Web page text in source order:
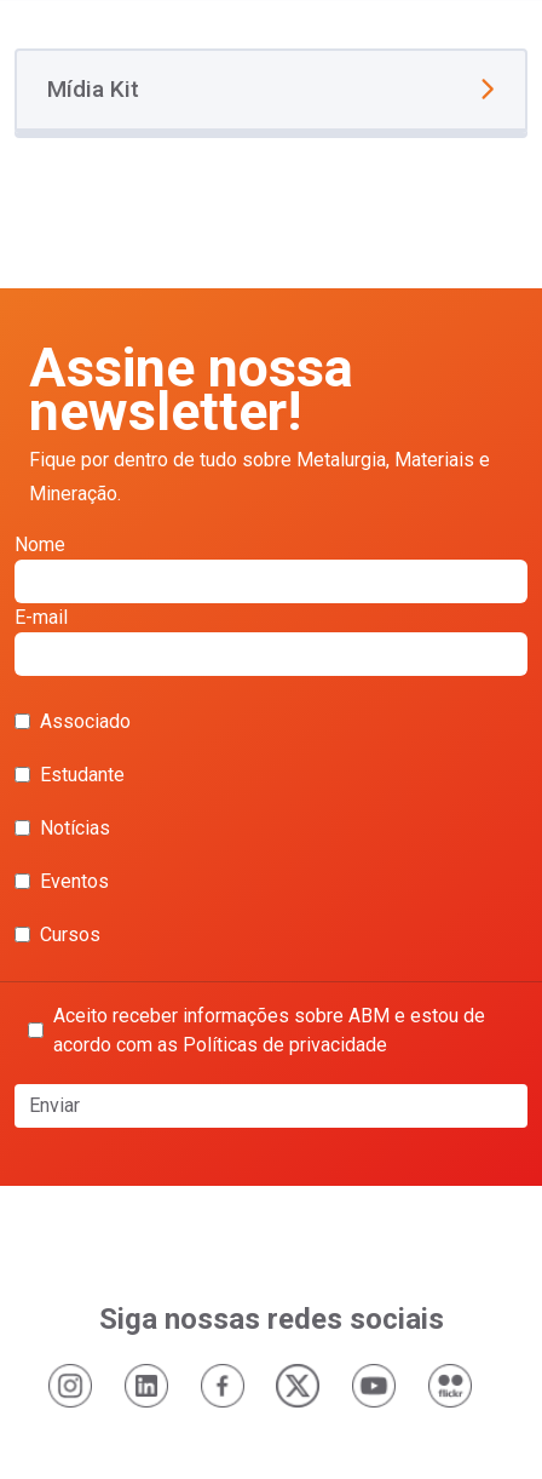
Mídia Kit
Assine nossa
newsletter!
Fique por dentro de tudo sobre Metalurgia, Materiais e
Mineração.
Nome
E-mail
Associado
Estudante
Notícias
Eventos
Cursos
Aceito receber informações sobre ABM e estou de
acordo com as Políticas de privacidade
Enviar
Siga nossas redes sociais